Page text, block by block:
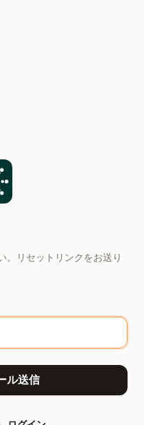
。リセットリンクをお送り